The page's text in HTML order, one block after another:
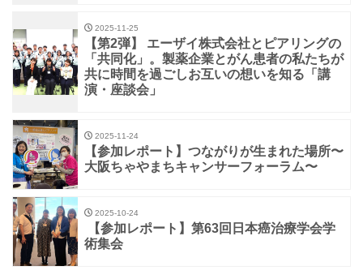
2025-11-25
【第2弾】 エーザイ株式会社とピアリングの
「共同化」。製薬企業とがん患者の私たちが
共に時間を過ごしお互いの想いを知る「講
演・座談会」
2025-11-24
【参加レポート】つながりが生まれた場所〜
大阪ちゃやまちキャンサーフォーラム〜
2025-10-24
【参加レポート】第63回日本癌治療学会学
術集会